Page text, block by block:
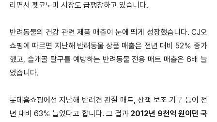
리면서 펫코노미 시장도 급팽창하고 있습니다.
반려동물의 건강 관련 제품 매출이 눈에 띄게 성장했습니다. CJ오
쇼핑에 따르면 지난해 반려동물 상품 매출은 전년 대비 52％ 증가
했고, 슬개골 탈구를 예방하는 반려동물 전용 매트 매출은 6배 늘
었습니다.
롯데홈쇼핑에선 지난해 반려견 관절 매트, 산책 보조 기구 등이 전
년 대비 63％ 늘었다고 합니다. 그 결과2012년 9천억 원이던 국